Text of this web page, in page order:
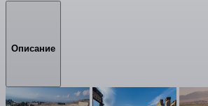
Описание